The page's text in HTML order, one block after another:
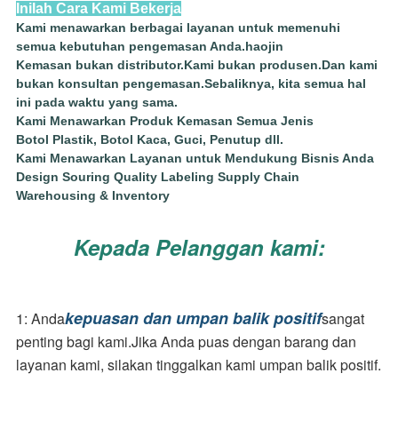
Inilah Cara Kami Bekerja
Kami menawarkan berbagai layanan untuk memenuhi
semua kebutuhan pengemasan Anda.haojin
Kemasan bukan distributor.Kami bukan produsen.Dan kami
bukan konsultan pengemasan.Sebaliknya, kita semua hal
ini pada waktu yang sama.
Kami Menawarkan Produk Kemasan Semua Jenis
Botol Plastik, Botol Kaca, Guci, Penutup dll.
Kami Menawarkan Layanan untuk Mendukung Bisnis Anda
Design Souring Quality Labeling Supply Chain
Warehousing & Inventory
Kepada Pelanggan kami:
1: Andakepuasan dan umpan balik positifsangat
penting bagi kami.Jika Anda puas dengan barang dan
layanan kami, silakan tinggalkan kami umpan balik positif.